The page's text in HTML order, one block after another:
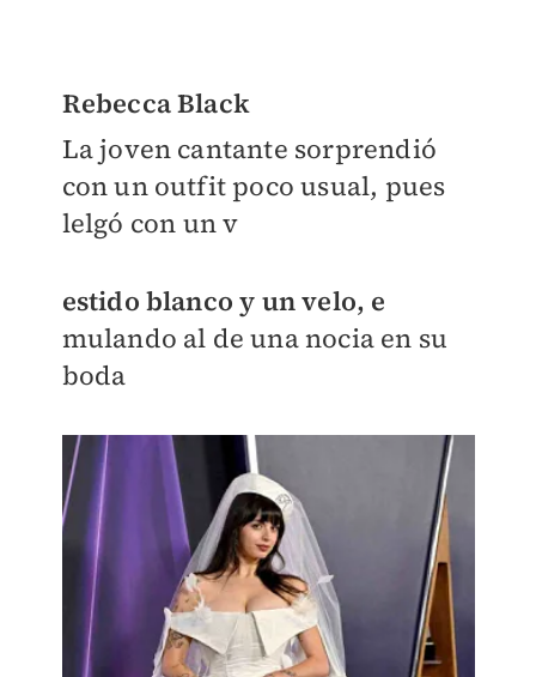
Rebecca Black
La joven cantante sorprendió
con un outfit poco usual, pues
lelgó con un v
estido blanco y un velo, e
mulando al de una nocia en su
boda